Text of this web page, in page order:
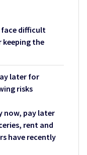
face difficult
keeping the
later for
risks
now, pay later
rent and
have recently